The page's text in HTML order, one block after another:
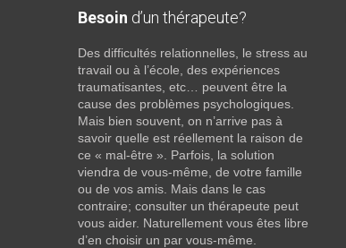
Besoin d’un thérapeute?
Des difficultés relationnelles, le stress au
travail ou à l’école, des expériences
traumatisantes, etc… peuvent être la
cause des problèmes psychologiques.
Mais bien souvent, on n’arrive pas à
savoir quelle est réellement la raison de
ce « mal-être ». Parfois, la solution
viendra de vous-même, de votre famille
ou de vos amis. Mais dans le cas
contraire; consulter un thérapeute peut
vous aider. Naturellement vous êtes libre
d’en choisir un par vous-même.